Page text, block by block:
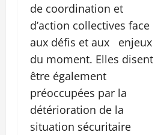
de coordination et
d’action collectives face
aux défis et aux enjeux
du moment. Elles disent
être également
préoccupées par la
détérioration de la
situation sécuritaire